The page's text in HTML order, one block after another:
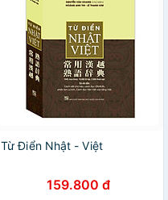
Từ Điển Nhật - Việt
159.800 đ